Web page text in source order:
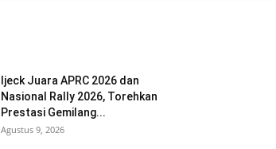
Ijeck Juara APRC 2026 dan
Nasional Rally 2026, Torehkan
Prestasi Gemilang...
Agustus 9, 2026